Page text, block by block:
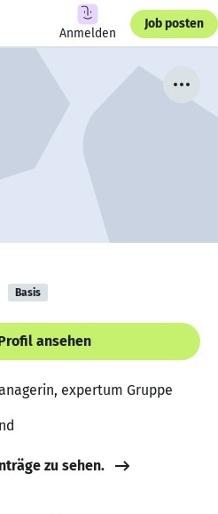
Anmelden
Job posten
Basis
ansehen
expertum Gruppe
zu sehen.